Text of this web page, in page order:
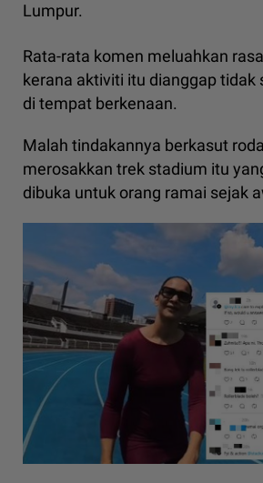
Lumpur.
Rata-rata komen meluahkan
kerana aktiviti itu dianggap tidak
di tempat berkenaan.
Malah tindakannya berkasut
merosakkan trek stadium itu
dibuka untuk orang ramai sejak